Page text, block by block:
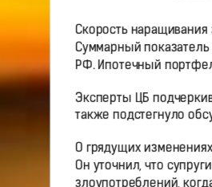
Скорость наращивания
Суммарный
РФ. Ипотечный
Эксперты ЦБ
также подстегнуло
О грядущих
Он уточнил, что
злоупотреблений,